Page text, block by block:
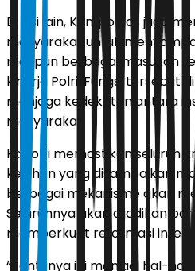
Di sisi lain, Kompolnas juga
masyarakat untuk
maupun berbagai masukan
kinerja Polri. Fungsi tersebut
menjaga kedekatan antara
masyarakat.
Kapolri memastikan seluruh
keluhan yang disampaikan
berbagai mekanisme akan
Seluruhnya akan dijadikan
memperkuat reformasi
“Tentunya ini menjadi hal-hal